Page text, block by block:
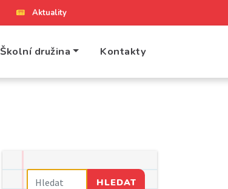
Aktuality
Školní družina Kontakty
HLEDAT